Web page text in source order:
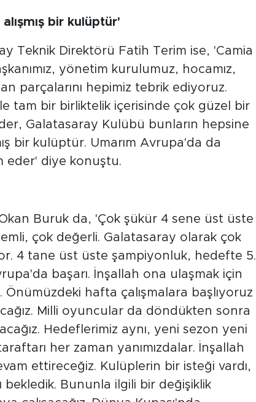
bir kulüptür'
Teknik Direktörü Fatih Terim ise, 'Camia
yönetim kurulumuz, hocamız,
parçalarını hepimiz tebrik ediyoruz.
tam bir birliktelik içerisinde çok güzel bir
Galatasaray Kulübü bunların hepsine
bir kulüptür. Umarım Avrupa'da da
eder' diye konuştu.
Buruk da, 'Çok şükür 4 sene üst üste
çok değerli. Galatasaray olarak çok
4 tane üst üste şampiyonluk, hedefte 5.
başarı. İnşallah ona ulaşmak için
hafta çalışmalara başlıyoruz
Milli oyuncular da döndükten sonra
Hedeflerimiz aynı, yeni sezon yeni
her zaman yanımızdalar. İnşallah
ettireceğiz. Kulüplerin bir isteği vardı,
bekledik. Bununla ilgili bir değişiklik